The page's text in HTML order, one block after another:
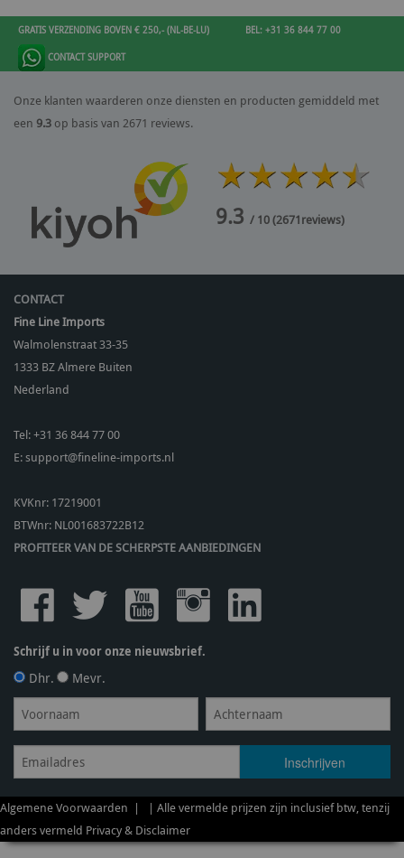
GRATIS VERZENDING BOVEN € 250,- (NL-BE-LU) BEL: +31 36 844 77 00
CONTACT SUPPORT
Onze klanten waarderen onze diensten en producten gemiddeld met
een 9.3 op basis van 2671 reviews.
9.3 / 10(2671reviews)
CONTACT
Fine Line Imports
Walmolenstraat 33-35
1333 BZAlmere Buiten
Nederland
Tel:+31 36 844 77 00
E:support@fineline-imports.nl
KVKnr: 17219001
BTWnr: NL001683722B12
PROFITEER VAN DE SCHERPSTE AANBIEDINGEN
Schrijf u in voor onze nieuwsbrief.
Dhr. Mevr.
Algemene Voorwaarden | | Alle vermelde prijzen zijn inclusief btw, tenzij
anders vermeld Privacy & Disclaimer